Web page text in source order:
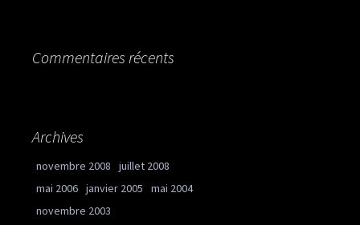
Commentaires récents
Archives
novembre 2008
juillet 2008
mai 2006 janvier 2005
mai 2004
novembre 2003